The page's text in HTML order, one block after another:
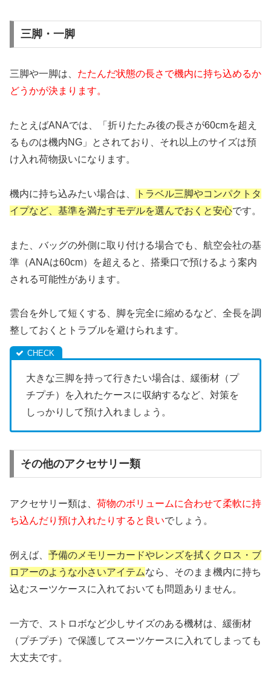
三脚・一脚
三脚や一脚は、 たたんだ状態の長さで機内に持ち込めるか
どうかが決まります。
たとえばANAでは、「折りたたみ後の長さが60cmを超え
るものは機内NG」とされており、それ以上のサイズは預
け入れ荷物扱いになります。
機内に持ち込みたい場合は、
トラベル三脚やコンパクトタ
イプなど、基準を満たすモデルを選んでおくと安心です。
また、バッグの外側に取り付ける場合でも、航空会社の基
準（ANAは60cm）を超えると、搭乗口で預けるよう案内
される可能性があります。
雲台を外して短くする、脚を完全に縮めるなど、全長を調
整しておくとトラブルを避けられます。
大きな三脚を持って行きたい場合は、緩衝材（プ
チプチ）を入れたケースに収納するなど、対策を
しっかりして預け入れましょう。
その他のアクセサリー類
アクセサリー類は、 荷物のボリュームに合わせて柔軟に持
ち込んだり預け入れたりすると良いでしょう。
例えば、 予備のメモリーカードやレンズを拭くクロス・ブ
ロアーのような小さいアイテムなら、そのまま機内に持ち
込むスーツケースに入れておいても問題ありません。
一方で、ストロボなど少しサイズのある機材は、緩衝材
（プチプチ）で保護してスーツケースに入れてしまっても
大丈夫です。